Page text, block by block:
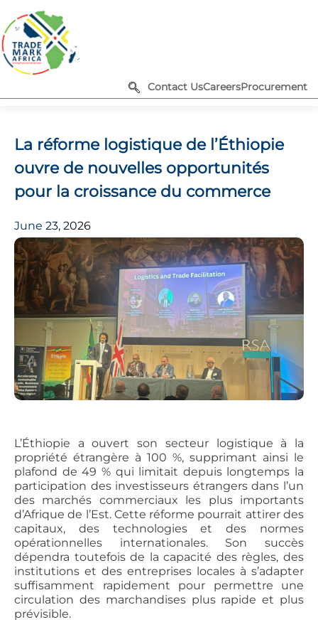
Contact UsCareersProcurement
La réforme logistique de l’Éthiopie
ouvre de nouvelles opportunités
pour la croissance du commerce
June 23, 2026
L’Éthiopie a ouvert son secteur logistique à la
propriété étrangère à 100 %, supprimant ainsi le
plafond de 49 % qui limitait depuis longtemps la
participation des investisseurs étrangers dans l’un
des marchés commerciaux les plus importants
d’Afrique de l’Est. Cette réforme pourrait attirer des
capitaux, des technologies et des normes
opérationnelles internationales. Son succès
dépendra toutefois de la capacité des règles, des
institutions et des entreprises locales à s’adapter
suffisamment rapidement pour permettre une
circulation des marchandises plus rapide et plus
prévisible.